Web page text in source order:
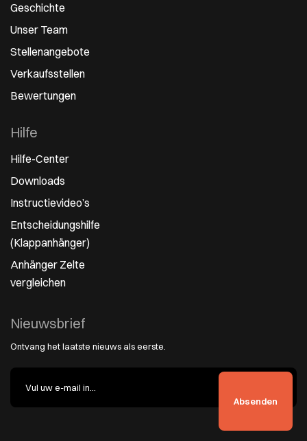
Geschichte
Unser Team
Stellenangebote
Verkaufsstellen
Bewertungen
Hilfe
Hilfe-Center
Downloads
Instructievideo’s
Entscheidungshilfe
(Klappanhänger)
Anhänger Zelte
vergleichen
Nieuwsbrief
Ontvang het laatste nieuws als eerste.